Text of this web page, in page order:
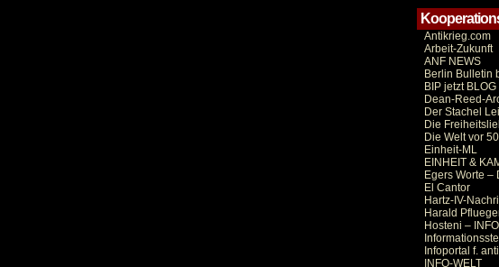
Antikrieg.com
Arbeit-Zukunft
ANF NEWS
Berlin Bulletin
BIP jetzt BLOG
Dean-Reed-
Der Stachel
Die
Die Welt vor
Einheit-ML
EINHEIT &
Egers Worte –
El Cantor
Hartz-IV-
Harald
Hosteni –
Infoportal f.
INFO-WELT